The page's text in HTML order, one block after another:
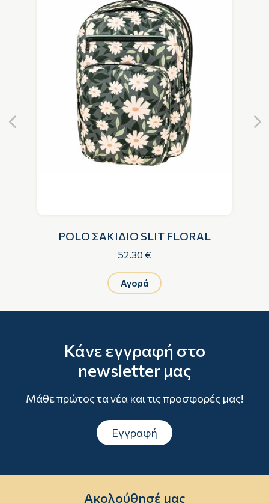
POLO ΣΑΚΙΔΙΟ SLIT FLORAL
52.30 €
Αγορά
Κάνε εγγραφή στο
newsletter μας
Μάθε πρώτος τα νέα και τις προσφορές μας!
Εγγραφή
Ακολούθησέ μας